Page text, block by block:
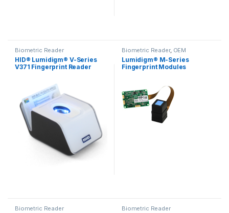
Biometric Reader
HID® Lumidigm® V-Series
V371 Fingerprint Reader
Biometric Reader, OEM
Lumidigm® M-Series
Fingerprint Modules
Biometric Reader Biometric Reader